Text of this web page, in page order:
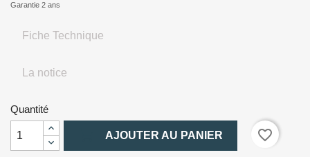
Garantie 2 ans
Fiche Technique
La notice
Quantité
AJOUTER AU PANIER
favorite_border